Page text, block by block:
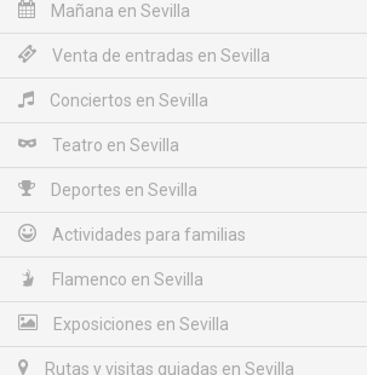
Mañana en Sevilla
Venta de entradas en Sevilla
Conciertos en Sevilla
Teatro en Sevilla
Deportes en Sevilla
Actividades para familias
Flamenco en Sevilla
Exposiciones en Sevilla
Rutas y visitas guiadas en Sevilla